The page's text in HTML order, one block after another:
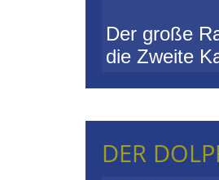
Der große
die Zweite
DER